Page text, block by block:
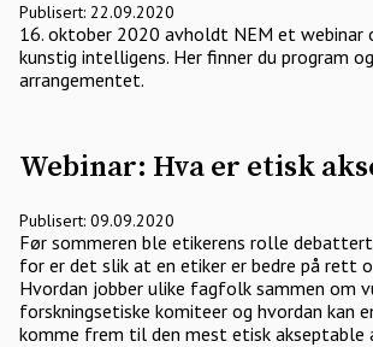
Publisert: 22.09.2020
16. oktober 2020 avholdt NEM et webinar
kunstig intelligens. Her finner du program
arrangementet.
Webinar: Hva er etisk
Publisert: 09.09.2020
Før sommeren ble etikerens rolle
for er det slik at en etiker er bedre på rett
Hvordan jobber ulike fagfolk sammen om
forskningsetiske komiteer og hvordan kan
komme frem til den mest etisk akseptable